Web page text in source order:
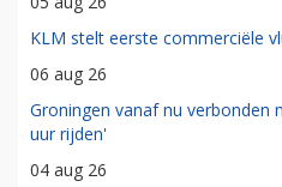
KLM stelt eerste commerciële
06 aug 26
Groningen vanaf nu verbonden
uur rijden'
04 aug 26